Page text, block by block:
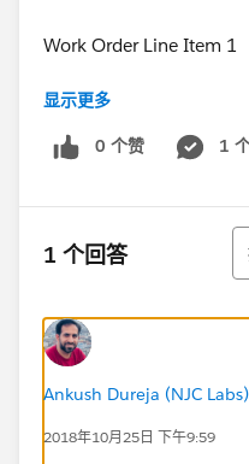
Work Order Line Item 1
Product Request 1
Asset Detail 1
Asset Detail 2
Hopefully that makes
显示更多
0 个赞 1
1 个回答
Ankush Dureja (NJC Labs)
2018年10月25日 下午9:59